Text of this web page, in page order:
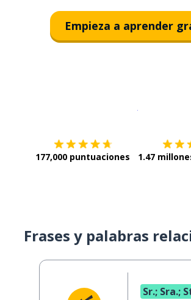
Empieza a aprender
177,000 puntuaciones 1.47
Frases y palabras
Sr.; Sra.;